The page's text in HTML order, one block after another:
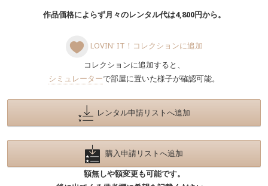
作品価格によらず月々のレンタル代は4,800円から。
LOVIN' IT！コレクションに追加
コレクションに追加すると、
シミュレーターで部屋に置いた様子が確認可能。
レンタル申請リストへ追加
購入申請リストへ追加
額無しや額変更も可能です。